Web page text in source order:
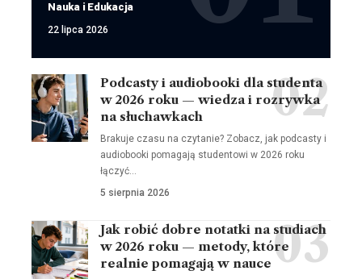
Nauka i Edukacja
22 lipca 2026
Podcasty i audiobooki dla studenta
w 2026 roku — wiedza i rozrywka
na słuchawkach
Brakuje czasu na czytanie? Zobacz, jak podcasty i
audiobooki pomagają studentowi w 2026 roku
łączyć…
5 sierpnia 2026
Jak robić dobre notatki na studiach
w 2026 roku — metody, które
realnie pomagają w nauce